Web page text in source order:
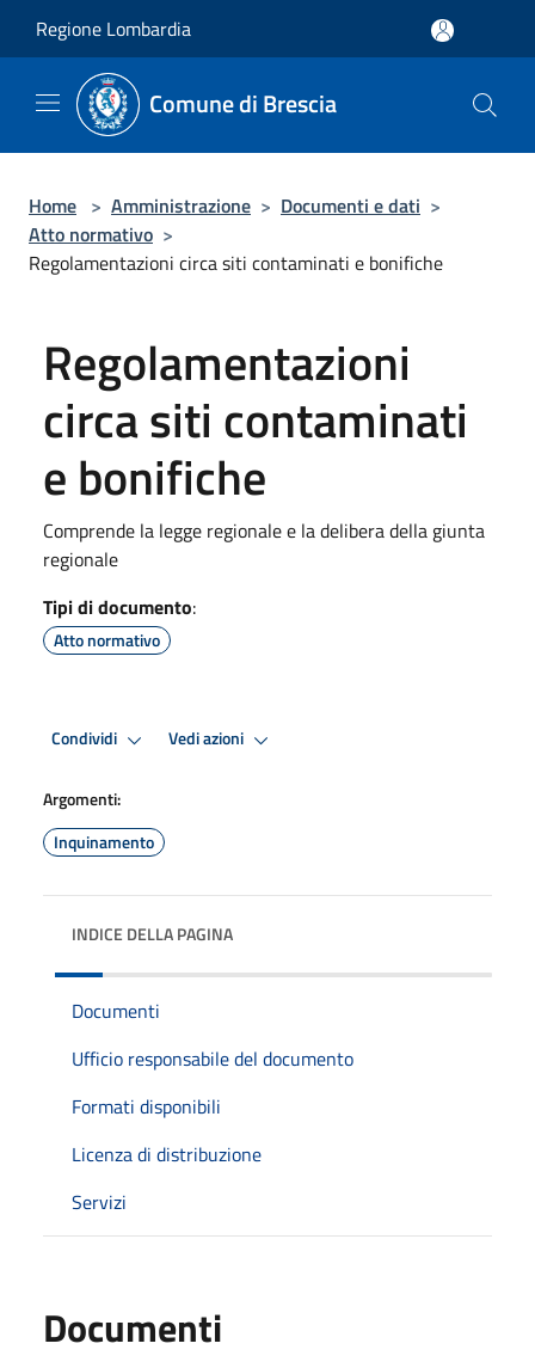
Regione Lombardia
Comune di Brescia
Home > Amministrazione > Documenti e dati >
Atto normativo >
Regolamentazioni circa siti contaminati e bonifiche
Regolamentazioni
circa siti contaminati
e bonifiche
Comprende la legge regionale e la delibera della giunta
regionale
Tipi di documento:
Atto normativo
Condividi Vedi azioni
Argomenti:
Inquinamento
INDICE DELLA PAGINA
Documenti
Ufficio responsabile del documento
Formati disponibili
Licenza di distribuzione
Servizi
Documenti